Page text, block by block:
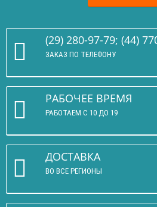
(29) 280-97-79; (44)
ЗАКАЗ ПО ТЕЛЕФОНУ
РАБОЧЕЕ ВРЕМЯ
РАБОТАЕМ С 10 ДО 19
ДОСТАВКА
ВО ВСЕ РЕГИОНЫ